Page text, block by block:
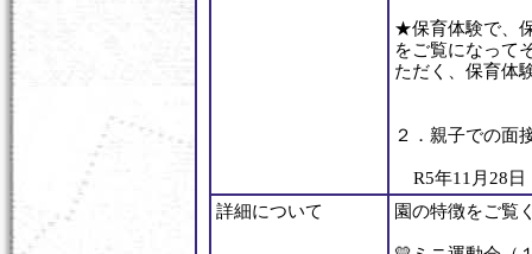
★保育体験で、
をご覧になって
ただく、保育体
２．親子での面
R5年11月28日
詳細について
園の特徴をご覧